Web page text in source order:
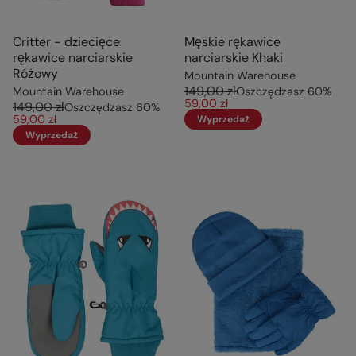
Critter - dziecięce
rękawice narciarskie
Różowy
Mountain Warehouse
149,00 złOszczędzasz 60%
59,00 zł
Wyprzedaż
Męskie rękawice
narciarskie Khaki
Mountain Warehouse
149,00 złOszczędzasz 60%
59,00 zł
Wyprzedaż